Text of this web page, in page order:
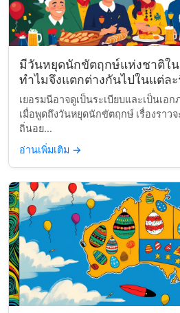
มีวันหยุดนักขัตฤกษ์แห่งชาติใน
ทำไมจึงแตกต่างกันไปในแต่ละ
เยอรมนีอาจดูเป็นระเบียบและเป็นเอ
เมื่อพูดถึงวันหยุดนักขัตฤกษ์ เรื่องราว
ถิ่นอย...
อ่านเพิ่มเติม →